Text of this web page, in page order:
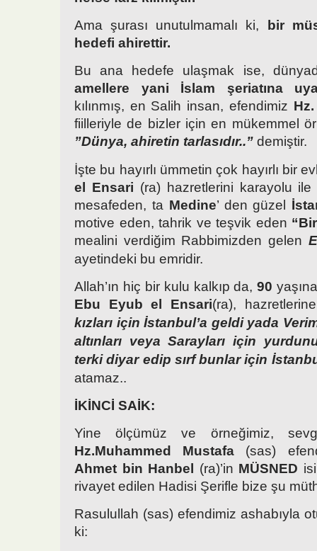
Ama şurası unutulmamalı ki,
bir
hedefi ahirettir.
Bu ana hedefe ulaşmak ise,
amellere yani
İslam şeriatına
kılınmış, en Salih insan, efendimiz
fiilleriyle de bizler için en mükemmel
”Dünya, ahiretin tarlasıdır..” demiştir.
İşte bu hayırlı ümmetin çok hayırlı bir
el Ensari (ra) hazretlerini karayolu
mesafeden, ta Medine’ den güzel
motive eden, tahrik ve teşvik eden
mealini verdiğim Rabbimizden gelen
ayetindeki bu emridir.
Allah’ın hiç bir kulu kalkıp da,90
Ebu Eyub el Ensari(ra),
kızları için İstanbul’a geldi yada
altınları veya Sarayları için
terki diyar edip sırf bunlar için
atamaz..
İKİNCİ SAİK:
Yine ölçümüz ve örneğimiz,
Hz.Muhammed Mustafa (sas)
Ahmet bin Hanbel (ra)’in MÜSNED
rivayet edilen Hadisi Şerifle bize şu
Rasulullah (sas) efendimiz ashabıyla
ki: